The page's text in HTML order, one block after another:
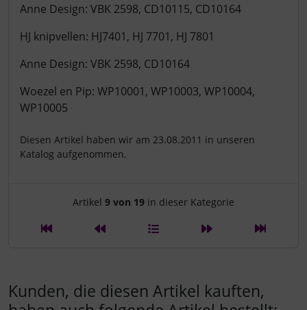
Anne Design: VBK 2598, CD10115, CD10164
HJ knipvellen: HJ7401, HJ 7701, HJ 7801
Anne Design: VBK 2598, CD10164
Woezel en Pip: WP10001, WP10003, WP10004,
WP10005
Diesen Artikel haben wir am 23.08.2011 in unseren
Katalog aufgenommen.
Artikelnavigation innerhalb
Artikel 9 von 19 in dieser Kategorie
Kunden, die diesen Artikel kauften,